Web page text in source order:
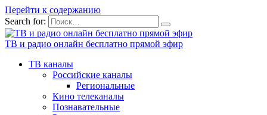
Перейти к содержанию
Search for:
ТВ и радио онлайн бесплатно прямой эфир
ТВ каналы
Российские каналы
Региональные
Кино телеканалы
Познавательные